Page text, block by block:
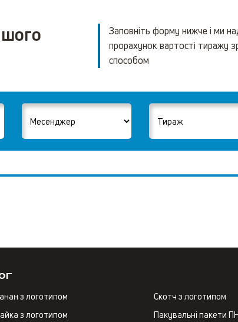
Заповніть форму нижче і ми
прорахунок вартості тиражу
способом
з логотипом
з логотипом
Скотч з логотипом
Пакувальні пакети